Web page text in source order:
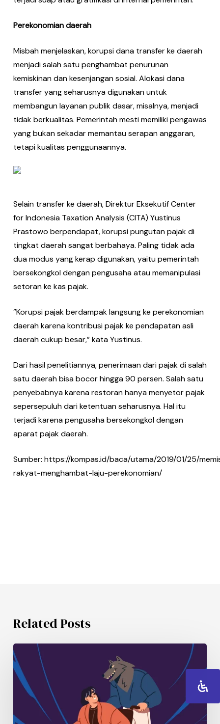
Perekonomian daerah
Misbah menjelaskan, korupsi dana transfer ke daerah
menjadi salah satu penghambat penurunan
kemiskinan dan kesenjangan sosial. Alokasi dana
transfer yang seharusnya digunakan untuk
membangun layanan publik dasar, misalnya, menjadi
tidak berkualitas. Pemerintah mesti memiliki pengawas
yang bukan sekadar memantau serapan anggaran,
tetapi kualitas penggunaannya.
Selain transfer ke daerah, Direktur Eksekutif Center
for Indonesia Taxation Analysis (CITA) Yustinus
Prastowo berpendapat, korupsi pungutan pajak di
tingkat daerah sangat berbahaya. Paling tidak ada
dua modus yang kerap digunakan, yaitu pemerintah
bersekongkol dengan pengusaha atau memanipulasi
setoran ke kas pajak.
”Korupsi pajak berdampak langsung ke perekonomian
daerah karena kontribusi pajak ke pendapatan asli
daerah cukup besar,” kata Yustinus.
Dari hasil penelitiannya, penerimaan dari pajak di salah
satu daerah bisa bocor hingga 90 persen. Salah satu
penyebabnya karena restoran hanya menyetor pajak
sepersepuluh dari ketentuan seharusnya. Hal itu
terjadi karena pengusaha bersekongkol dengan
aparat pajak daerah.
Sumber: https://kompas.id/baca/utama/2019/01/25/
rakyat-menghambat-laju-perekonomian/
Related Posts